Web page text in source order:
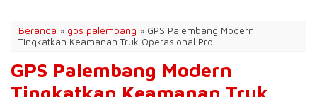
Beranda » gps palembang » GPS Palembang Modern
Tingkatkan Keamanan Truk Operasional Pro
GPS Palembang Modern